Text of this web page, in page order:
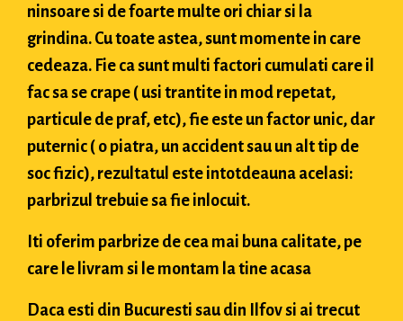
ninsoare si de foarte multe ori chiar si la
grindina. Cu toate astea, sunt momente in care
cedeaza. Fie ca sunt multi factori cumulati care il
fac sa se crape ( usi trantite in mod repetat,
particule de praf, etc), fie este un factor unic, dar
puternic ( o piatra, un accident sau un alt tip de
soc fizic), rezultatul este intotdeauna acelasi:
parbrizul trebuie sa fie inlocuit.
Iti oferim parbrize de cea mai buna calitate, pe
care le livram si le montam la tine acasa
Daca esti din Bucuresti sau din Ilfov si ai trecut